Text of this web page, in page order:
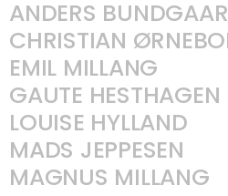
KIND
ANDERS
CHRISTIAN
EMIL MILLANG
GAUTE HESTHAGEN
LOUISE HYLLAND
MADS JEPPESEN
MAGNUS MILLANG